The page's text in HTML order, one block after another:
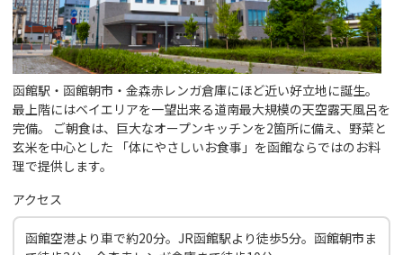
函館駅・函館朝市・金森赤レンガ倉庫にほど近い好立地に誕生。
最上階にはベイエリアを一望出来る道南最大規模の天空露天風呂を
完備。 ご朝食は、巨大なオープンキッチンを2箇所に備え、野菜と
玄米を中心とした 「体にやさしいお食事」を函館ならではのお料
理で提供します。
アクセス
函館空港より車で約20分。JR函館駅より徒歩5分。函館朝市ま